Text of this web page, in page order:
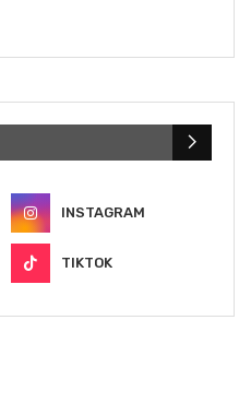
INSTAGRAM
TIKTOK